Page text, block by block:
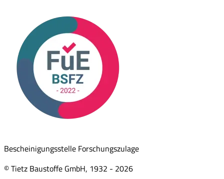
Bescheinigungsstelle Forschungszulage
© Tietz Baustoffe GmbH, 1932 - 2026